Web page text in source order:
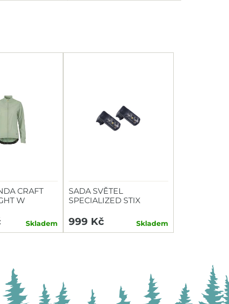
CRAFT
W
Skladem
SADA SVĚTEL
SPECIALIZED STIX
999 Kč Skladem